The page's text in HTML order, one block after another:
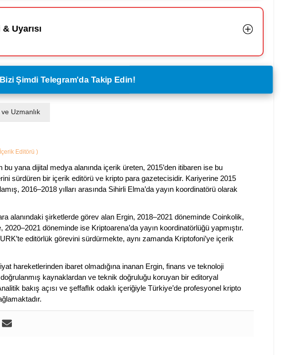
Uyarısı
Bizi Şimdi Telegram'da Takip Edin!
Uzmanlık
İçerik Editörü )
bu yana dijital medya alanında içerik üreten, 2015’den itibaren ise bu
sürdüren bir içerik editörü ve kripto para gazetecisidir. Kariyerine 2015
2016–2018 yılları arasında Sihirli Elma’da yayın koordinatörü olarak
alanındaki şirketlerde görev alan Ergin, 2018–2021 döneminde Coinkolik,
2020–2021 döneminde ise Kriptoarena’da yayın koordinatörlüğü yapmıştır.
editörlük görevini sürdürmekte, aynı zamanda Kriptofoni’ye içerik
hareketlerinden ibaret olmadığına inanan Ergin, finans ve teknoloji
kaynaklardan ve teknik doğruluğu koruyan bir editoryal
bakış açısı ve şeffaflık odaklı içeriğiyle Türkiye’de profesyonel kripto